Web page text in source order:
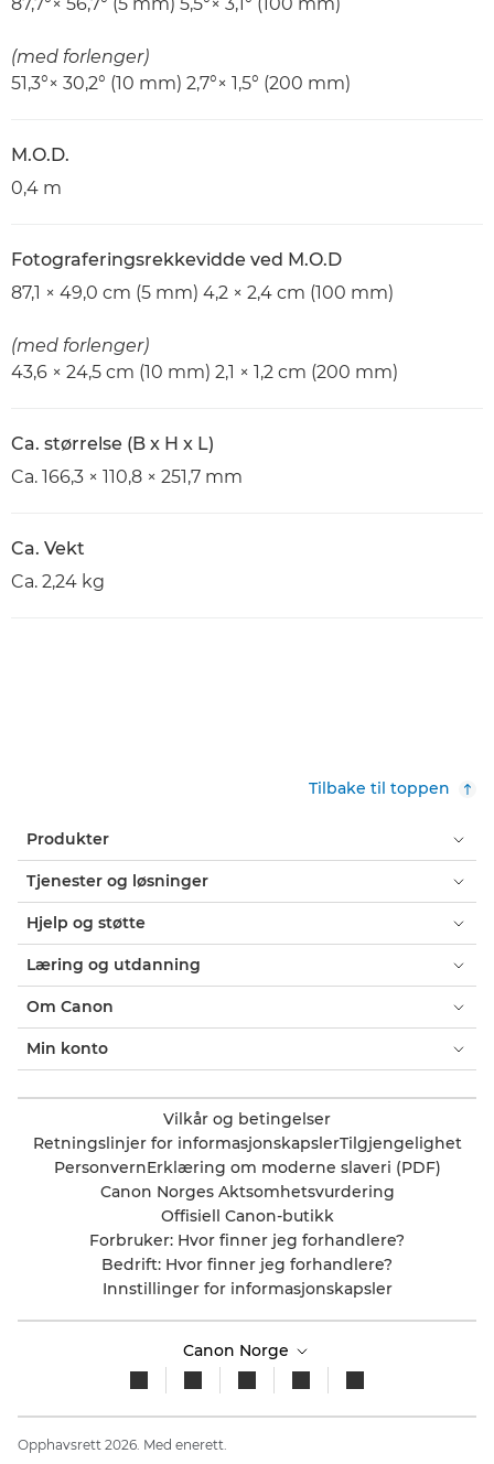
(med forlenger)
51,3°× 30,2° (10 mm) 2,7°× 1,5° (200 mm)
M.O.D.
0,4 m
Fotograferingsrekkevidde ved M.O.D
87,1 × 49,0 cm (5 mm) 4,2 × 2,4 cm (100 mm)
(med forlenger)
43,6 × 24,5 cm (10 mm) 2,1 × 1,2 cm (200 mm)
Ca. størrelse (B x H x L)
Ca. 166,3 × 110,8 × 251,7 mm
Ca. Vekt
Ca. 2,24 kg
Tilbake til toppen
Produkter
Tjenester og løsninger
Hjelp og støtte
Læring og utdanning
Om Canon
Min konto
Vilkår og betingelser
Retningslinjer for informasjonskapslerTilgjengelighet
PersonvernErklæring om moderne slaveri (PDF)
Canon Norges Aktsomhetsvurdering
Offisiell Canon-butikk
Forbruker: Hvor finner jeg forhandlere?
Bedrift: Hvor finner jeg forhandlere?
Innstillinger for informasjonskapsler
Canon Norge
Opphavsrett 2026. Med enerett.